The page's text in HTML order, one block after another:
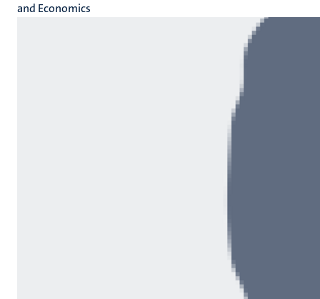
and Economics